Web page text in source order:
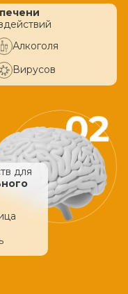
Алкоголя
Вирусов
для